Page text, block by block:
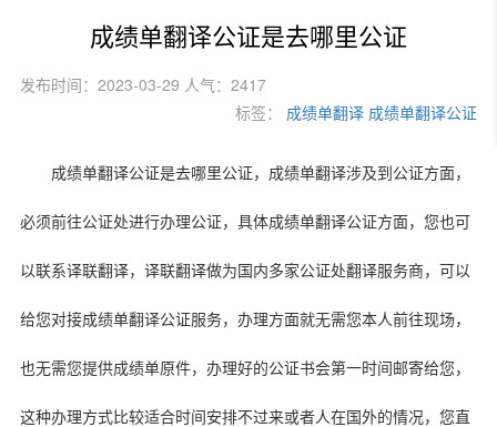
成绩单翻译公证是去哪里公证
发布时间：2023-03-29 人气：2417
标签：
成绩单翻译 成绩单翻译公证
成绩单翻译公证是去哪里公证，成绩单翻译涉及到公证方面，
必须前往公证处进行办理公证，具体成绩单翻译公证方面，您也可
以联系译联翻译，译联翻译做为国内多家公证处翻译服务商，可以
给您对接成绩单翻译公证服务，办理方面就无需您本人前往现场，
也无需您提供成绩单原件，办理好的公证书会第一时间邮寄给您，
这种办理方式比较适合时间安排不过来或者人在国外的情况，您直